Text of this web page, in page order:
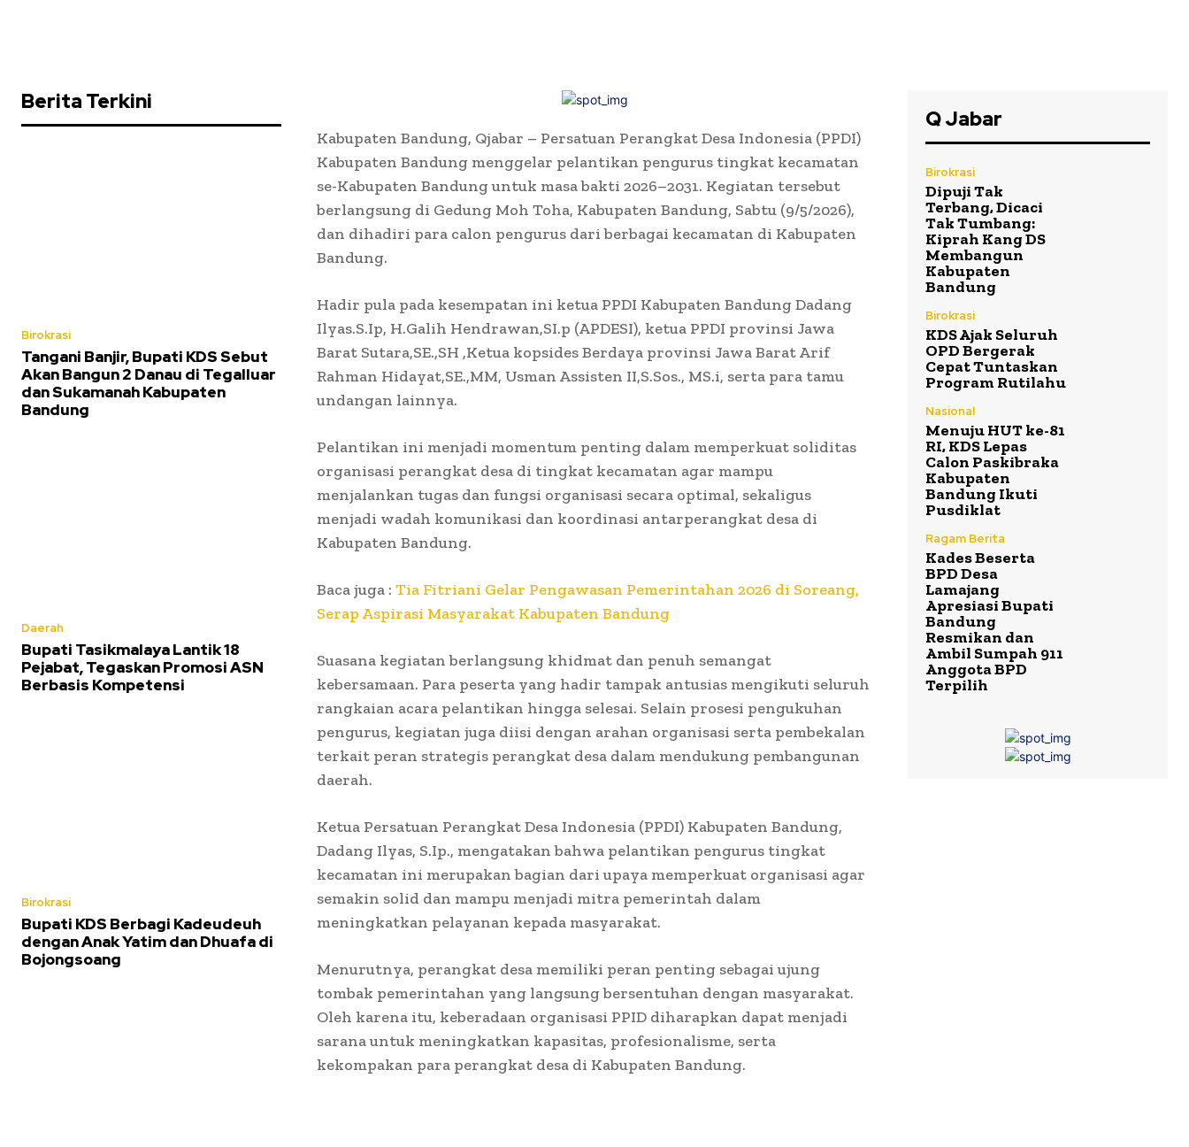
Berita Terkini
Birokrasi
Tangani Banjir, Bupati KDS Sebut
Akan Bangun 2 Danau di Tegalluar
dan Sukamanah Kabupaten
Bandung
Daerah
Bupati Tasikmalaya Lantik 18
Pejabat, Tegaskan Promosi ASN
Berbasis Kompetensi
Birokrasi
Bupati KDS Berbagi Kadeudeuh
dengan Anak Yatim dan Dhuafa di
Bojongsoang
Kabupaten Bandung, Qjabar – Persatuan Perangkat Desa Indonesia (PPDI)
Kabupaten Bandung menggelar pelantikan pengurus tingkat kecamatan
se-Kabupaten Bandung untuk masa bakti 2026–2031. Kegiatan tersebut
berlangsung di Gedung Moh Toha, Kabupaten Bandung, Sabtu (9/5/2026),
dan dihadiri para calon pengurus dari berbagai kecamatan di Kabupaten
Bandung.
Hadir pula pada kesempatan ini ketua PPDI Kabupaten Bandung Dadang
Ilyas.S.Ip, H.Galih Hendrawan,SI.p (APDESI), ketua PPDI provinsi Jawa
Barat Sutara,SE.,SH ,Ketua kopsides Berdaya provinsi Jawa Barat Arif
Rahman Hidayat,SE.,MM, Usman Assisten II,S.Sos., MS.i, serta para tamu
undangan lainnya.
Pelantikan ini menjadi momentum penting dalam memperkuat soliditas
organisasi perangkat desa di tingkat kecamatan agar mampu
menjalankan tugas dan fungsi organisasi secara optimal, sekaligus
menjadi wadah komunikasi dan koordinasi antarperangkat desa di
Kabupaten Bandung.
Baca juga : Tia Fitriani Gelar Pengawasan Pemerintahan 2026 di Soreang,
Serap Aspirasi Masyarakat Kabupaten Bandung
Suasana kegiatan berlangsung khidmat dan penuh semangat
kebersamaan. Para peserta yang hadir tampak antusias mengikuti seluruh
rangkaian acara pelantikan hingga selesai. Selain prosesi pengukuhan
pengurus, kegiatan juga diisi dengan arahan organisasi serta pembekalan
terkait peran strategis perangkat desa dalam mendukung pembangunan
daerah.
Ketua Persatuan Perangkat Desa Indonesia (PPDI) Kabupaten Bandung,
Dadang Ilyas, S.Ip., mengatakan bahwa pelantikan pengurus tingkat
kecamatan ini merupakan bagian dari upaya memperkuat organisasi agar
semakin solid dan mampu menjadi mitra pemerintah dalam
meningkatkan pelayanan kepada masyarakat.
Menurutnya, perangkat desa memiliki peran penting sebagai ujung
tombak pemerintahan yang langsung bersentuhan dengan masyarakat.
Oleh karena itu, keberadaan organisasi PPID diharapkan dapat menjadi
sarana untuk meningkatkan kapasitas, profesionalisme, serta
kekompakan para perangkat desa di Kabupaten Bandung.
Q Jabar
Birokrasi
Dipuji Tak
Terbang, Dicaci
Tak Tumbang:
Kiprah Kang DS
Membangun
Kabupaten
Bandung
Birokrasi
KDS Ajak Seluruh
OPD Bergerak
Cepat Tuntaskan
Program Rutilahu
Nasional
Menuju HUT ke-81
RI, KDS Lepas
Calon Paskibraka
Kabupaten
Bandung Ikuti
Pusdiklat
Ragam Berita
Kades Beserta
BPD Desa
Lamajang
Apresiasi Bupati
Bandung
Resmikan dan
Ambil Sumpah 911
Anggota BPD
Terpilih